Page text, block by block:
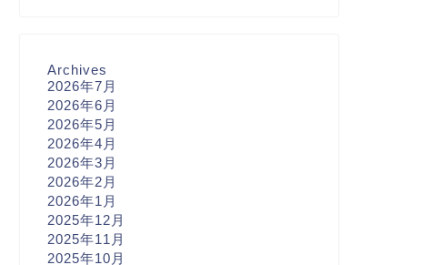
Archives
2026年7月
2026年6月
2026年5月
2026年4月
2026年3月
2026年2月
2026年1月
2025年12月
2025年11月
2025年10月